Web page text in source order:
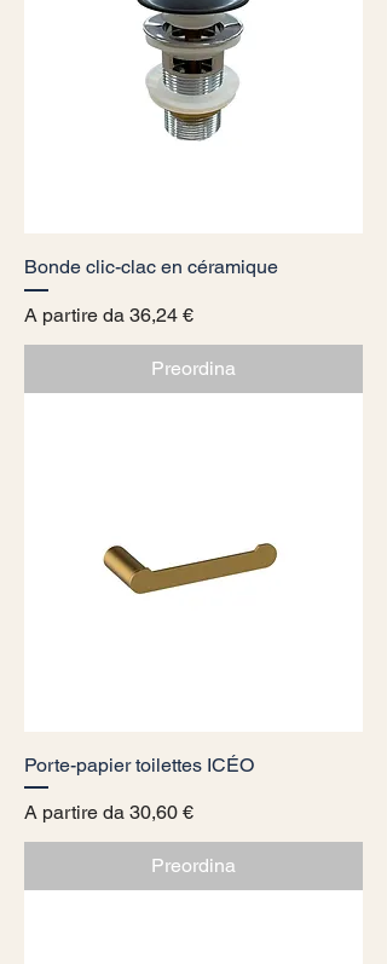
Bonde clic-clac en céramique
A partire da 36,24 €
Prezzo scontato
Preordina
Porte-papier toilettes ICÉO
A partire da 30,60 €
Prezzo scontato
Preordina